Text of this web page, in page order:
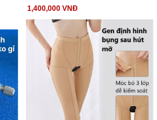
1,400,000 VNĐ